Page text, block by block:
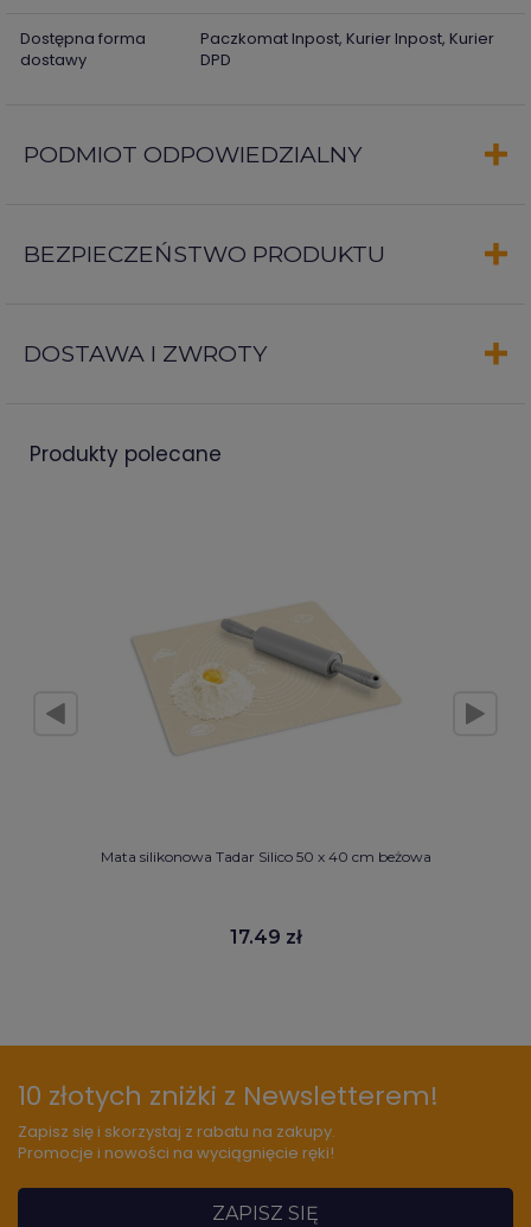
Dostępna forma
dostawy
Paczkomat Inpost, Kurier Inpost, Kurier
DPD
PODMIOT ODPOWIEDZIALNY
BEZPIECZEŃSTWO PRODUKTU
DOSTAWA I ZWROTY
produkty polecane
Mata silikonowa Tadar Silico 50 x 40 cm beżowa
17.49 zł
10 złotych zniżki z Newsletterem!
Zapisz się i skorzystaj z rabatu na zakupy.
Promocje i nowości na wyciągnięcie ręki!
ZAPISZ SIĘ